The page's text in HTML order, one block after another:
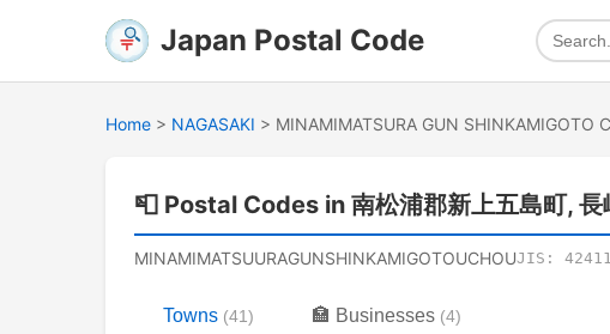
Japan Postal Code
Home > NAGASAKI > MINAMIMATSURA GUN SHINKAMIGOTO
📮 Postal Codes in 南松浦郡新上五島町, 長
MINAMIMATSUURAGUNSHINKAMIGOTOUCHOUJIS: 42411
Towns (41) 🏣 Businesses (4)